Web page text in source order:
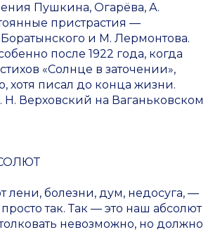
Пушкина, Огарёва, А.
пристрастия —
Боратынского и М. Лермонтова.
после 1922 года, когда
«Солнце в заточении»,
хотя писал до конца жизни.
Верховский на Ваганьковском
лени, болезни, дум, недосуга, —
так. Так — это наш абсолют
невозможно, но должно